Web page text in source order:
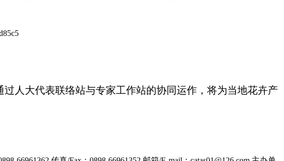
人大代表联络站与专家工作站的协同运作，将为当地花卉产